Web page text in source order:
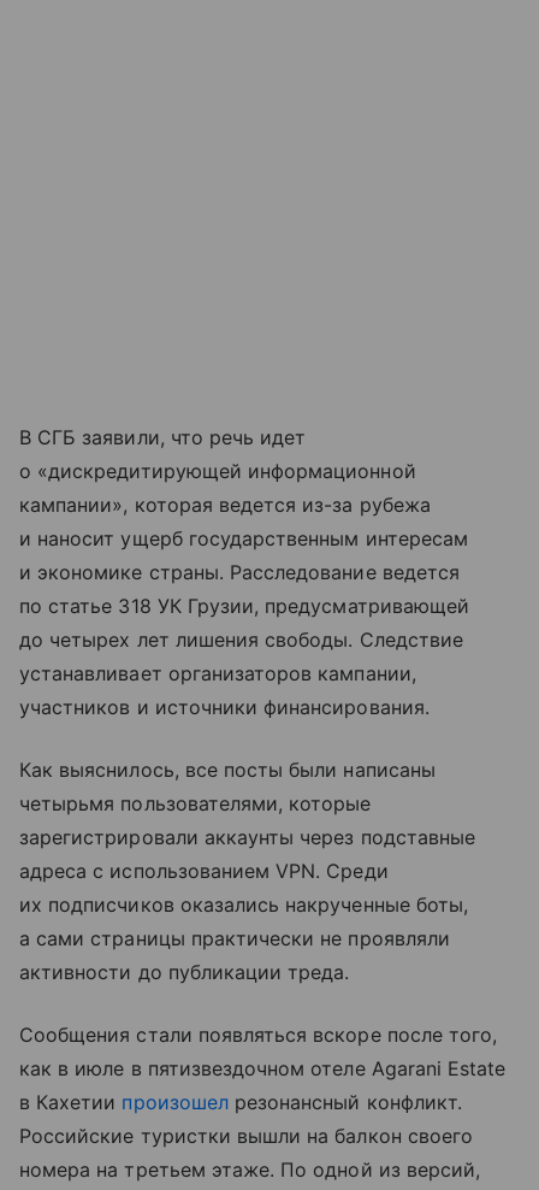
В СГБ заявили, что речь идет
о «дискредитирующей информационной
кампании», которая ведется из-за рубежа
и наносит ущерб государственным интересам
и экономике страны. Расследование ведется
по статье 318 УК Грузии, предусматривающей
до четырех лет лишения свободы. Следствие
устанавливает организаторов кампании,
участников и источники финансирования.
Как выяснилось, все посты были написаны
четырьмя пользователями, которые
зарегистрировали аккаунты через подставные
адреса с использованием VPN. Среди
их подписчиков оказались накрученные боты,
а сами страницы практически не проявляли
активности до публикации треда.
Сообщения стали появляться вскоре после того,
как в июле в пятизвездочном отеле Agarani Estate
в Кахетии произошелрезонансный конфликт.
Российские туристки вышли на балкон своего
номера на третьем этаже. По одной из версий,